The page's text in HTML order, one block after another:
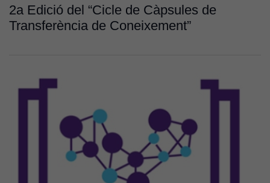
2a Edició del “Cicle de Càpsules de
Transferència de Coneixement”